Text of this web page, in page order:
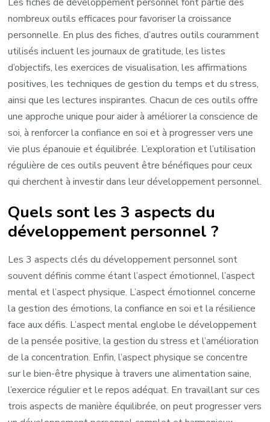
nombreux outils efficaces pour favoriser la croissance
personnelle. En plus des fiches, d’autres outils couramment
utilisés incluent les journaux de gratitude, les listes
d’objectifs, les exercices de visualisation, les affirmations
positives, les techniques de gestion du temps et du stress,
ainsi que les lectures inspirantes. Chacun de ces outils offre
une approche unique pour aider à améliorer la conscience de
soi, à renforcer la confiance en soi et à progresser vers une
vie plus épanouie et équilibrée. L’exploration et l’utilisation
régulière de ces outils peuvent être bénéfiques pour ceux
qui cherchent à investir dans leur développement personnel.
Quels sont les 3 aspects du
développement personnel ?
Les 3 aspects clés du développement personnel sont
souvent définis comme étant l’aspect émotionnel, l’aspect
mental et l’aspect physique. L’aspect émotionnel concerne
la gestion des émotions, la confiance en soi et la résilience
face aux défis. L’aspect mental englobe le développement
de la pensée positive, la gestion du stress et l’amélioration
de la concentration. Enfin, l’aspect physique se concentre
sur le bien-être physique à travers une alimentation saine,
l’exercice régulier et le repos adéquat. En travaillant sur ces
trois aspects de manière équilibrée, on peut progresser vers